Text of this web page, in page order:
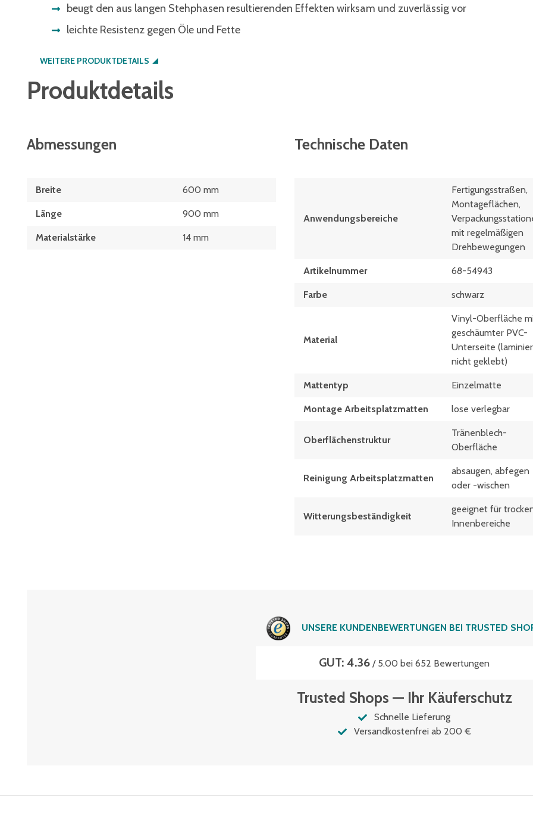
beugt den aus langen Stehphasen resultierenden Effekten wirksam und zuverlässig vor
leichte Resistenz gegen Öle und Fette
WEITERE PRODUKTDETAILS
Produktdetails
Abmessungen
Breite 600 mm
Länge 900 mm
Materialstärke 14 mm
Technische Daten
Anwendungsbereiche
Fertigungsstraßen,
Montageflächen,
mit regelmäßigen
Drehbewegungen
Artikelnummer 68-54943
Farbe schwarz
Material
Vinyl-Oberfläche
geschäumter PVC-
Unterseite
nicht geklebt)
Mattentyp Einzelmatte
Montage Arbeitsplatzmatten lose verlegbar
Oberflächenstruktur
Tränenblech-
Oberfläche
Reinigung Arbeitsplatzmatten
absaugen, abfegen
oder -wischen
Witterungsbeständigkeit
geeignet für
Innenbereiche
UNSERE KUNDENBEWERTUNGEN BEI TRUSTED
GUT: 4.36 / 5.00 bei 652 Bewertungen
Trusted Shops — Ihr Käuferschutz
Schnelle Lieferung
Versandkostenfrei ab 200 €